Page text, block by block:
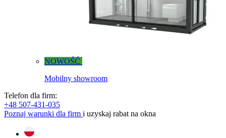
NOWOŚĆ
Mobilny showroom
Telefon dla firm:
+48 507-431-035
Poznaj warunki dla firm i uzyskaj rabat na okna